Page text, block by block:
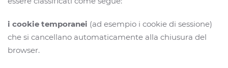
i cookie temporanei (ad esempio i cookie di sessione)
che si cancellano automaticamente alla chiusura del
browser.